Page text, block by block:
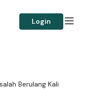
Login
Berulang Kali